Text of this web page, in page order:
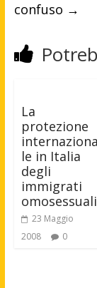
confuso →
La
protezione
internaziona
le in Italia
degli
immigrati
omosessuali
23 Maggio
2008
0